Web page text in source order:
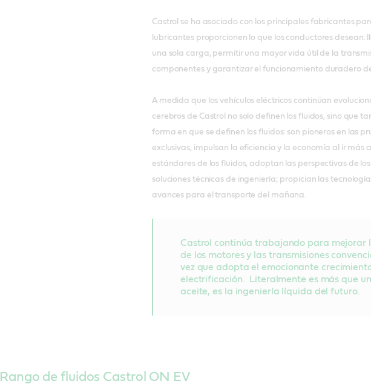
Castrol se ha asociado con los principales fabricantes
lubricantes proporcionen lo que los conductores desean:
una sola carga, permitir una mayor vida útil de la
componentes y garantizar el funcionamiento duradero
A medida que los vehículos eléctricos continúan
cerebros de Castrol no solo definen los fluidos, sino que
forma en que se definen los fluidos: son pioneros en las
exclusivas, impulsan la eficiencia y la economía al ir más
estándares de los fluidos, adoptan las perspectivas de
soluciones técnicas de ingeniería; propician las
avances para el transporte del mañana.
Castrol continúa trabajando para mejorar
de los motores y las transmisiones
vez que adopta el emocionante
electrificación. Literalmente es más que
aceite, es la ingeniería líquida del futuro.
Rango de fluidos Castrol ON EV